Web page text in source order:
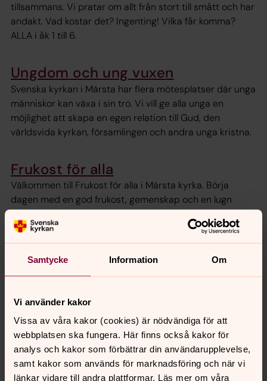
Samtycke Information Om
Vi använder kakor
Vissa av våra kakor (cookies) är nödvändiga för att
webbplatsen ska fungera. Här finns också kakor för
analys och kakor som förbättrar din användarupplevelse,
samt kakor som används för marknadsföring och när vi
länkar vidare till andra plattformar. Läs mer om våra
tillsammans. Vi pratar om allt från stort till smått och har
andakt. Vad kostar det? Ingenting! Vilka får komma?
ALLA i åk 1 till 6.
Ungdom och ung vuxen
Svenska kyrkan i Märsta har flera mötesplatser där unga
människor kan växa i sin tro. Vi vill ge alla unga en
möjlighet att skapa en egen relation till Gud, den
världsvida kyrkan, församlingen och andra unga kristna.
Frukost för alla
Välkommen till Frukost för alla i Märsta kyrka. Börja
dagen med en god frukost, gemenskap och en lugn
stund innan arbete, skola eller dagens aktiviteter tar vid.
Fredagar 7.30-9.15 med start 11 september.
30-Gudstjänst
Tycker du att en gudstjänst ibland känns för lång eller
krånglig? Då är 30-gudstjänsten något för dig. En kort,
med i ord, bön och sång.
Sommartider på öppna förskolan
Välkommen till sommarens aktiviteter och höstens